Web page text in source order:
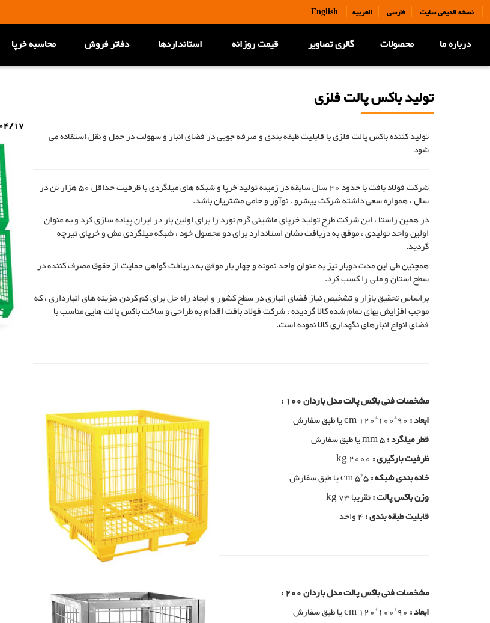
English| نسخه قدیمی سایت |فارسی | العربیه |
درباره ما محصولات گالری تصاویر قیمت روزانه استانداردها دفاتر فروش محاسبه خرپا
تولید باکس پالت فلزی
تولید کننده باکس پالت فلزی با قابلیت طبقه بندی و صرفه جویی در فضای انبار و سهولت در حمل و نقل استفاده می
شود
شرکت فولاد بافت با حدود 20 سال سابقه در زمینه تولید خرپا و شبکه های میلگردی با ظرفیت حداقل 50 هزار تن در
سال ، همواره سعی داشته شرکت پیشرو ، نوآور و حامی مشتریان باشد.
در همین راستا ، این شرکت طرح تولید خرپای ماشینی گرم نورد را برای اولین بار در ایران پیاده سازی کرد و به عنوان
اولین واحد تولیدی ، موفق به دریافت نشان استاندارد برای دو محصول خود ، شبکه میلگردی مش و خرپای تیرچه
گردید.
همچنین طی این مدت دوبار نیز به عنوان واحد نمونه و چهار بار موفق به دریافت گواهی حمایت از حقوق مصرف کننده در
سطح استان و ملی را کسب کرد.
براساس تحقیق بازار و تشخیص نیاز فضای انباری در سطح کشور و ایجاد راه حل برای کم کردن هزینه های انبارداری ، که
موجب افزایش بهای تمام شده کالا گردیده ، شرکت فولاد بافت اقدام به طراحی و ساخت باکس پالت هایی مناسب با
فضای انواع انبارهای نگهداری کالا نموده است.
مشخصات فنی باکس پالت مدل باردان 100 :
ابعاد :
قطر میلگرد :
ظرفیت بارگیری : kg 2000
خانه بندی شبکه :
وزن باکس پالت :تقریبا kg 73
قابلیت طبقه بندی :
مشخصات فنی باکس پالت مدل باردان 200 :
ابعاد : cm 120*100*90 یا طبق سفارش
17